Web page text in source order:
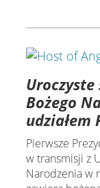
Bożego
udziałem
Pierwsze
w transmisji z
Narodzenia w